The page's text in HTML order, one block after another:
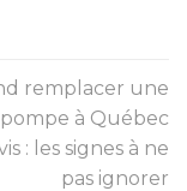
remplacer une
à Québec
: les signes à ne
pas ignorer